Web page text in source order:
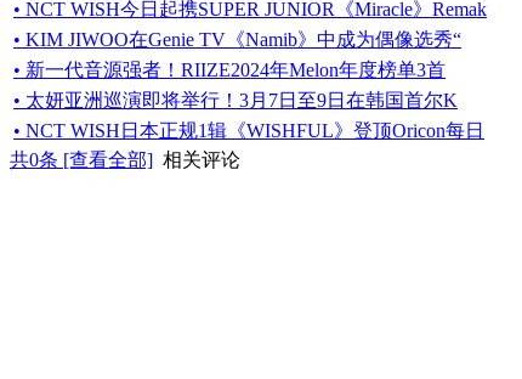
• NCT WISH今日起携SUPER JUNIOR《Miracle》Remak
• KIM JIWOO在Genie TV《Namib》中成为偶像选秀“
• 新一代音源强者！RIIZE2024年Melon年度榜单3首
• 太妍亚洲巡演即将举行！3月7日至9日在韩国首尔K
• NCT WISH日本正规1辑《WISHFUL》登顶Oricon每日
共0条 [查看全部] 相关评论